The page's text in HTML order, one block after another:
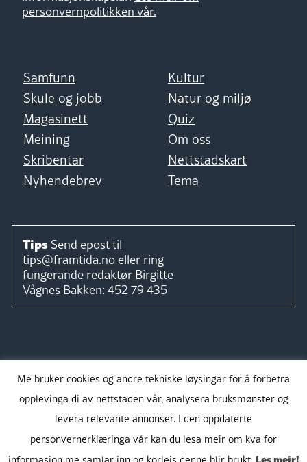
personvernpolitikken vår.
Samfunn
Kultur
Skule og jobb
Natur og miljø
Magasinett
Quiz
Meining
Om oss
Skribentar
Nettstadskart
Nyhendebrev
Tema
Tips Send epost til
tips@framtida.no eller ring
fungerande redaktør Birgitte
Vågnes Bakken: 452 79 435
Takk for støtta:
Me bruker cookies og andre tekniske løysingar for å forbetra
opplevinga di av nettstaden vår, analysera bruksmønster og
levera relevante annonser. I den oppdaterte
personvernerklæringa vår kan du lesa meir om kva for
Les meir!